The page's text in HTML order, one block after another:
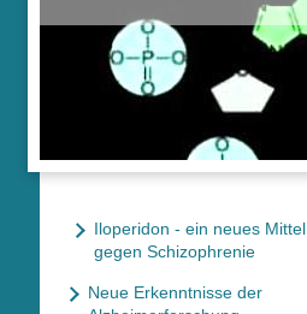
Iloperidon - ein neues Mittel
gegen Schizophrenie
Neue Erkenntnisse der